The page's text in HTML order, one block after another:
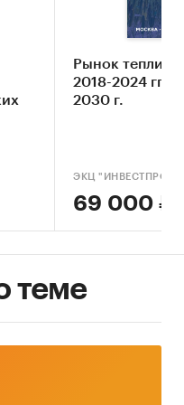
личные хозяйства
феврале 2016 года.
Рынок
2018-2024 гг.
2030 г.
ЭКЦ
69 000 ₽
теме